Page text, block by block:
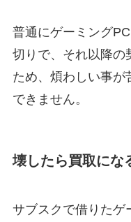
普通にゲーミング
切りで、それ以降の
ため、煩わしい事が
できません。
壊したら買取にな
サブスクで借りたゲ